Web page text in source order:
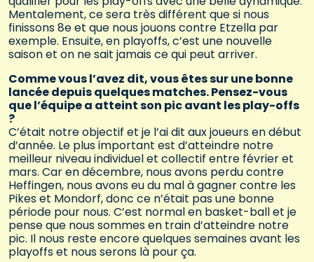
Mentalement, ce sera très différent que si nous
finissons 8e et que nous jouons contre Etzella par
exemple. Ensuite, en playoffs, c’est une nouvelle
saison et on ne sait jamais ce qui peut arriver.
Comme vous l’avez dit, vous êtes sur une bonne
lancée depuis quelques matches. Pensez-vous
que l’équipe a atteint son pic avant les play-offs
?
C’était notre objectif et je l’ai dit aux joueurs en début
d’année. Le plus important est d’atteindre notre
meilleur niveau individuel et collectif entre février et
mars. Car en décembre, nous avons perdu contre
Heffingen, nous avons eu du mal à gagner contre les
Pikes et Mondorf, donc ce n’était pas une bonne
période pour nous. C’est normal en basket-ball et je
pense que nous sommes en train d’atteindre notre
pic. Il nous reste encore quelques semaines avant les
playoffs et nous serons là pour ça.